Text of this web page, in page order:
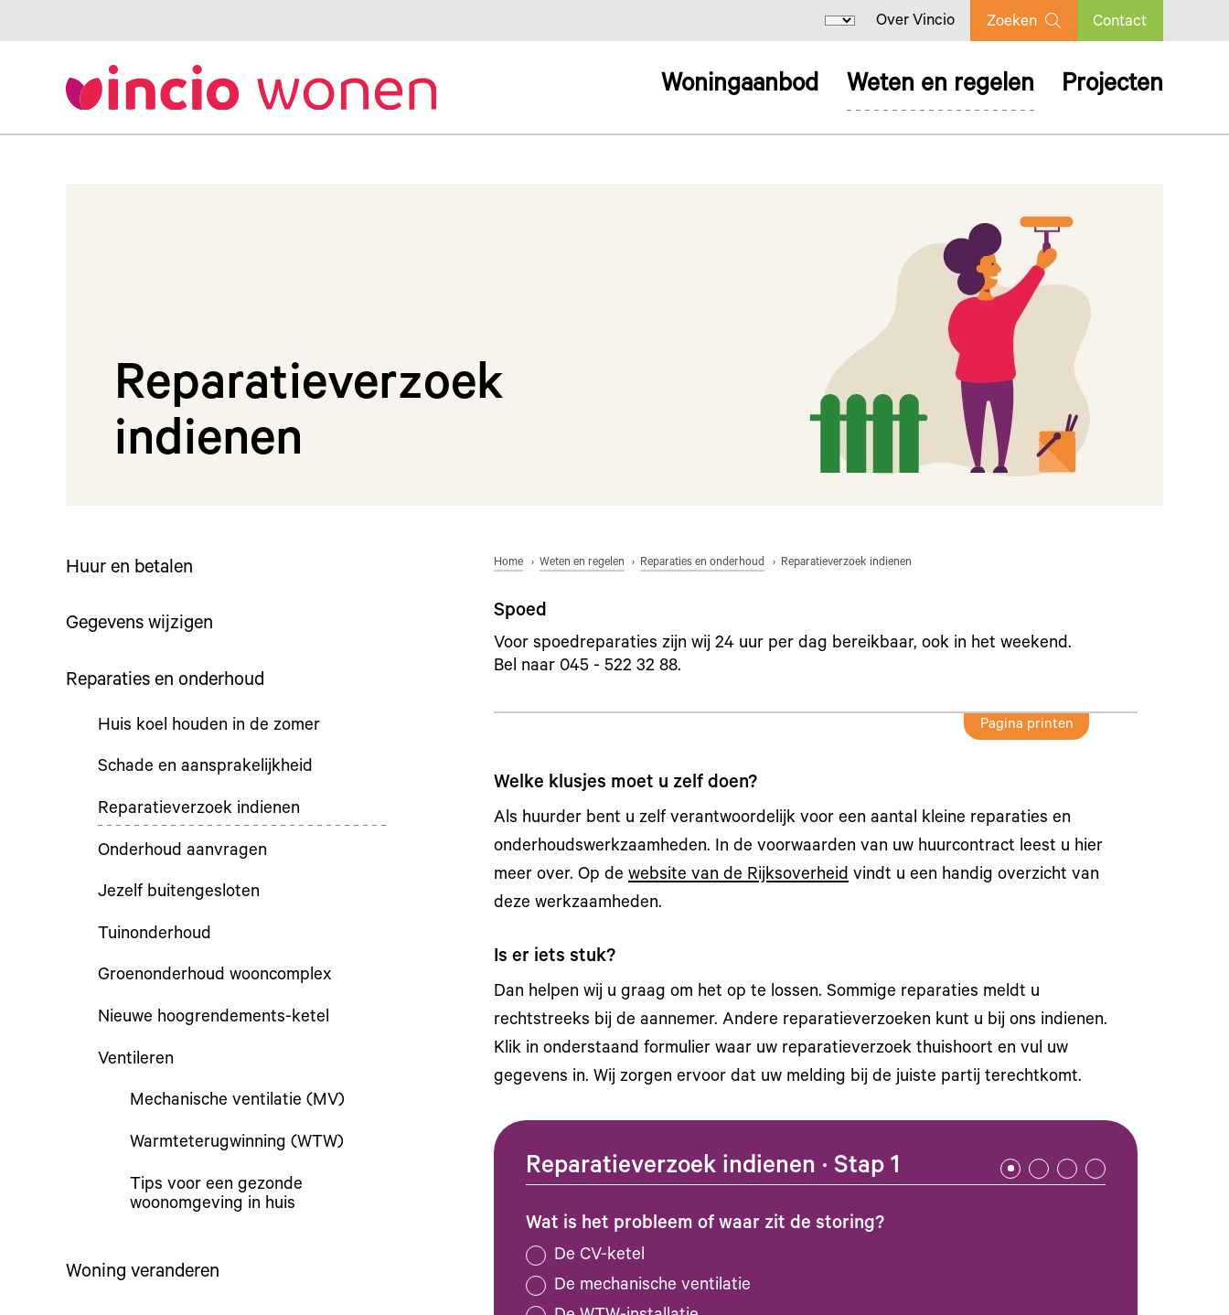
Over Vincio Zoeken Contact
Woningaanbod Weten en regelen Projecten
Reparatieverzoek
indienen
Huur en betalen
Gegevens wijzigen
Reparaties en onderhoud
Huis koel houden in de zomer
Schade en aansprakelijkheid
Reparatieverzoek indienen
Onderhoud aanvragen
Jezelf buitengesloten
Tuinonderhoud
Groenonderhoud wooncomplex
Nieuwe hoogrendements-ketel
Ventileren
Mechanische ventilatie (MV)
Warmteterugwinning (WTW)
Tips voor een gezonde
woonomgeving in huis
Woning veranderen
Home Weten en regelen Reparaties en onderhoud Reparatieverzoek indienen
Spoed
Voor spoedreparaties zijn wij 24 uur per dag bereikbaar, ook in het weekend.
Bel naar 045 - 522 32 88.
Pagina printen
Welke klusjes moet u zelf doen?
Als huurder bent u zelf verantwoordelijk voor een aantal kleine reparaties en
onderhoudswerkzaamheden. In de voorwaarden van uw huurcontract leest u hier
meer over. Op de website van de Rijksoverheid vindt u een handig overzicht van
deze werkzaamheden.
Is er iets stuk?
Dan helpen wij u graag om het op te lossen. Sommige reparaties meldt u
rechtstreeks bij de aannemer. Andere reparatieverzoeken kunt u bij ons indienen.
Klik in onderstaand formulier waar uw reparatieverzoek thuishoort en vul uw
gegevens in. Wij zorgen ervoor dat uw melding bij de juiste partij terechtkomt.
Reparatieverzoek indienen · Stap 1
Wat is het probleem of waar zit de storing?
De CV-ketel
De mechanische ventilatie